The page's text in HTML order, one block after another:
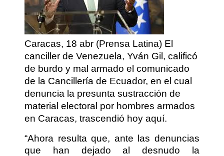
Caracas, 18 abr (Prensa Latina) El
canciller de Venezuela, Yván Gil, calificó
de burdo y mal armado el comunicado
de la Cancillería de Ecuador, en el cual
denuncia la presunta sustracción de
material electoral por hombres armados
en Caracas, trascendió hoy aquí.
“Ahora resulta que, ante las denuncias
que han dejado al desnudo la